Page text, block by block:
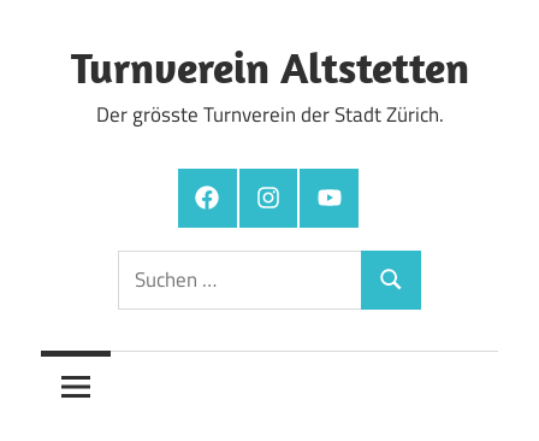
Inhalt
springen
Turnverein Altstetten
Der grösste Turnverein der Stadt Zürich.
FacebookInstagramYouTube
Suchen
nach:
Suchen